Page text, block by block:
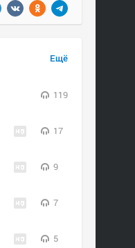
Ещё
119
17
9
7
5